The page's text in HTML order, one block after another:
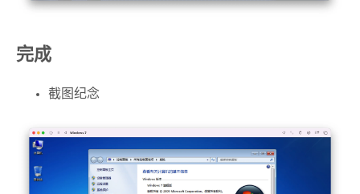
完成
截图纪念